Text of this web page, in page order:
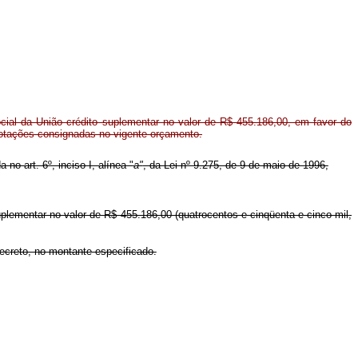
da União crédito suplementar no valor de R$ 455.186,00, em favor do
consignadas no vigente orçamento.
no art. 6º, inciso I, alínea "a", da Lei nº 9.275, de 9 de maio de 1996,
no valor de R$ 455.186,00 (quatrocentos e cinqüenta e cinco mil,
no montante especificado.